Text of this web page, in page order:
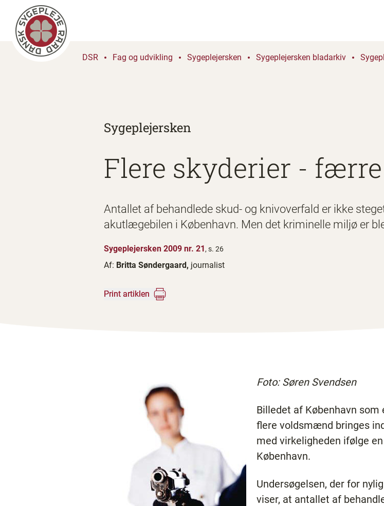
DSR Fag og udvikling Sygeplejersken Sygeplejersken bladarkiv
Sygeplejersken
Flere skyderier -
Antallet af behandlede skud- og knivoverfald er ikke
akutlægebilen i København. Men det kriminelle miljø er
Sygeplejersken 2009 nr. 21, s. 26
Af: Britta Søndergaard, journalist
Print artiklen
Foto: Søren Svendsen
Billedet af København som
flere voldsmænd bringes
med virkeligheden ifølge
København.
Undersøgelsen, der for
viser, at antallet af